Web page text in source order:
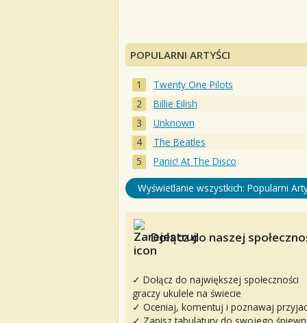
POPULARNI ARTYŚCI
Twenty One Pilots
Billie Eilish
Unknown
The Beatles
Panic! At The Disco
Wyświetlanie wszystkich: Popularni
Dołącz do naszej
✓ Dołącz do największej społeczności
graczy ukulele na świecie
✓ Oceniaj, komentuj i poznawaj